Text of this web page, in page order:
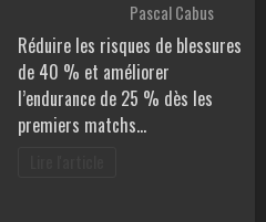
Pascal Cabus
Réduire les risques de blessures
de 40 % et améliorer
l’endurance de 25 % dès les
premiers matchs…